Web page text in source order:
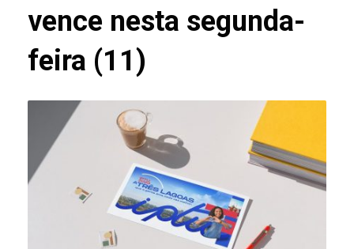
vence nesta segunda-
feira (11)